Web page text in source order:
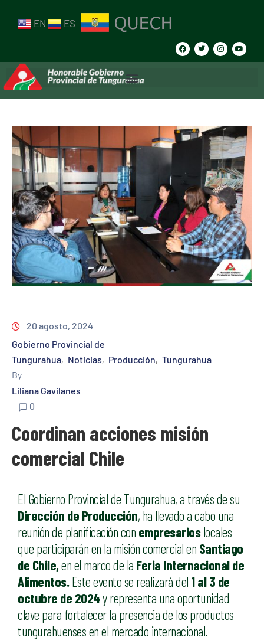
EN ES
20 agosto, 2024
Gobierno Provincial de
Tungurahua‚ Noticias‚ Producción‚ Tungurahua
By
Liliana Gavilanes
0
Coordinan acciones misión
comercial Chile
El Gobierno Provincial de Tungurahua, a través de su
Dirección de Producción, ha llevado a cabo una
reunión de planificación con empresarioslocales
que participarán en la misión comercial en Santiago
de Chile,en el marco de la Feria Internacional de
Alimentos.Este evento se realizará del 1 al 3 de
octubre de 2024y representa una oportunidad
clave para fortalecer la presencia de los productos
tungurahuenses en el mercado internacional.